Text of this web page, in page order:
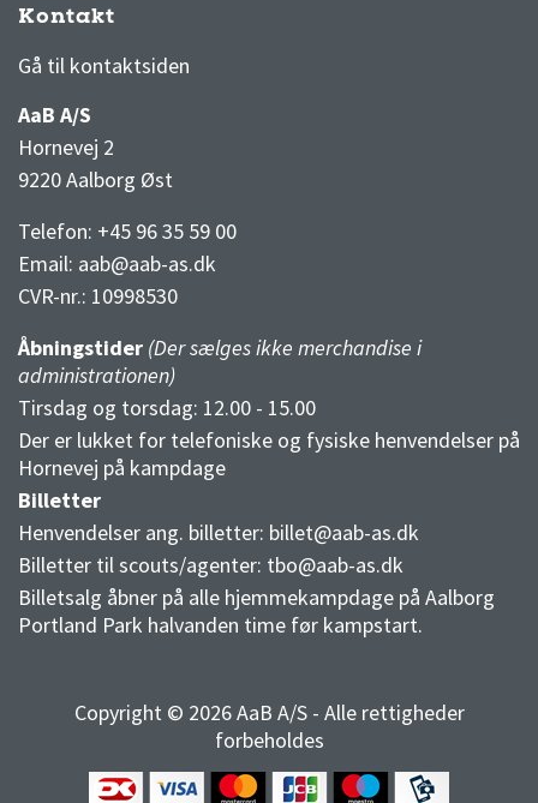
Kontakt
Gå til kontaktsiden
AaB A/S
Hornevej 2
9220 Aalborg Øst
Telefon: +45 96 35 59 00
Email: aab@aab-as.dk
CVR-nr.: 10998530
Åbningstider (Der sælges ikke merchandise i
administrationen)
Tirsdag og torsdag: 12.00 - 15.00
Der er lukket for telefoniske og fysiske henvendelser på
Hornevej på kampdage
Billetter
Henvendelser ang. billetter: billet@aab-as.dk
Billetter til scouts/agenter: tbo@aab-as.dk
Billetsalg åbner på alle hjemmekampdage på Aalborg
Portland Park halvanden time før kampstart.
Copyright © 2026 AaB A/S - Alle rettigheder
forbeholdes